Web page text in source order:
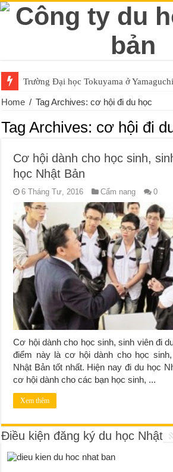
Trường Đại học Tokuyama ở
Home / Tag Archives: cơ hội đi du học
Tag Archives: cơ hội đi
Cơ hội dành cho học sinh,
học Nhật Bản
6 Tháng Tư, 2016 Cẩm nang 0
Cơ hội dành cho học sinh, sinh viên đi
điểm này là cơ hội dành cho học
Nhật Bản tốt nhất. Hiện nay đi du học
cơ hội dành cho các bạn học sinh, ...
Xem thêm
Điều kiện đăng ký du học Nhật